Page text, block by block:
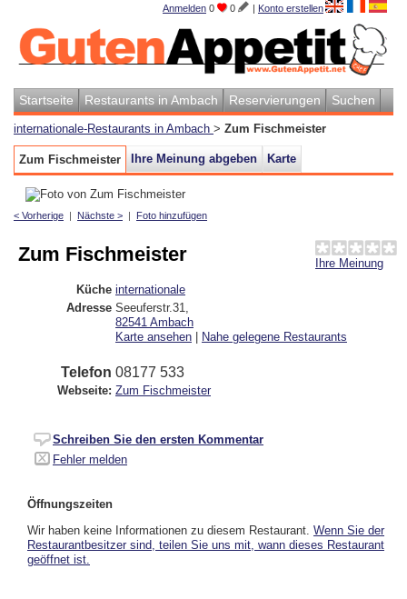
Anmelden 0 0 | Konto erstellen
Startseite Restaurants in Ambach Reservierungen Suchen
internationale-Restaurants in Ambach > Zum Fischmeister
Zum Fischmeister Ihre Meinung abgeben Karte
< Vorherige | Nächste > | Foto hinzufügen
Ihre Meinung
Zum Fischmeister
Küche internationale
Adresse Seeuferstr.31
82541 Ambach
Karte ansehen | Nahe gelegene Restaurants
Telefon 08177 533
Webseite: Zum Fischmeister
Schreiben Sie den ersten Kommentar
Fehler melden
Öffnungszeiten
Wir haben keine Informationen zu diesem Restaurant. Wenn Sie der
Restaurantbesitzer sind, teilen Sie uns mit, wann dieses Restaurant
geöffnet ist.